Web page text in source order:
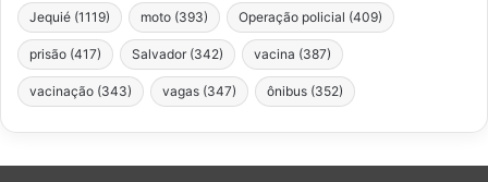
Jequié (1119) moto (393) Operação policial (409)
prisão (417) Salvador (342) vacina (387)
vacinação (343) vagas (347) ônibus (352)